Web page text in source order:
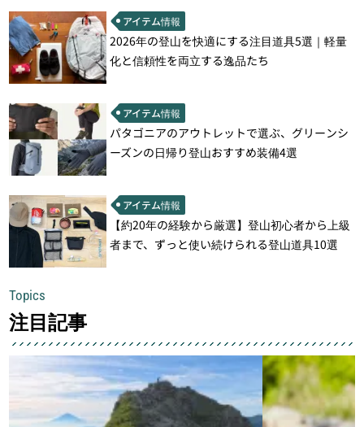
アイテム情報
2026年の登山を快適にする注目道具5選｜軽量
化と信頼性を両立する逸品たち
アイテム情報
パタゴニアのアウトレットで選ぶ、グリーンシ
ーズンの日帰り登山おすすめ装備4選
アイテム情報
【約20年の経験から厳選】登山初心者から上級
者まで、ずっと使い続けられる登山道具10選
Topics
注目記事